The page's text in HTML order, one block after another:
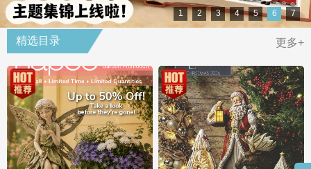
1 2 3 4 5 6 7
精选目录 更多+